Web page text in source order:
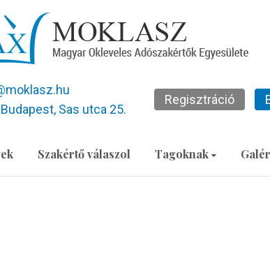
Sas utca 25.
Regisztráció
Szakértő válaszol Tagoknak